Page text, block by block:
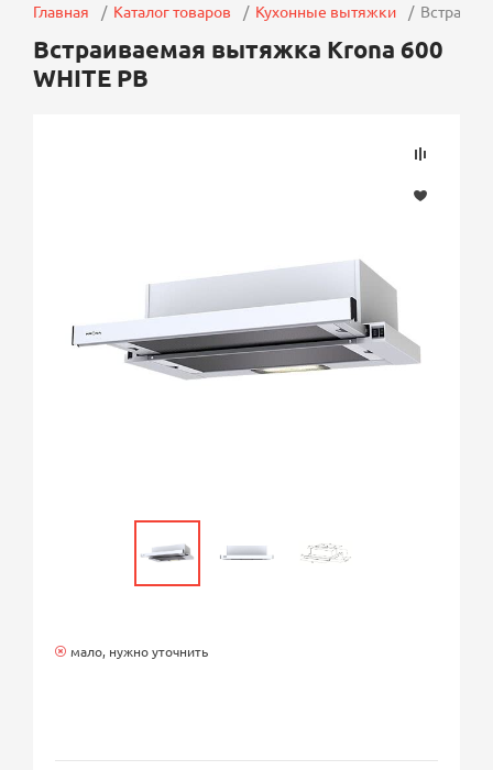
Главная Каталог товаров Кухонные вытяжки
Встраиваемая вытяжка Krona 600
WHITE PB
мало, нужно уточнить